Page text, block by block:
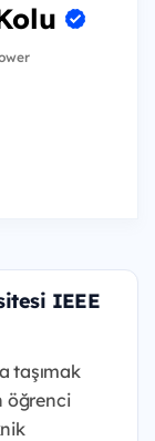
IEEE
taşımak
öğrenci